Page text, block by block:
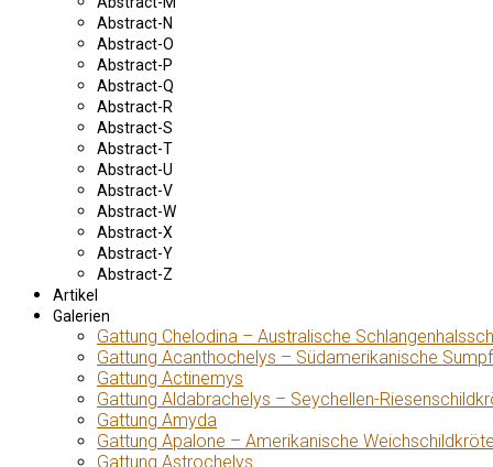
Abstract-N
Abstract-O
Abstract-P
Abstract-Q
Abstract-R
Abstract-S
Abstract-T
Abstract-U
Abstract-V
Abstract-W
Abstract-X
Abstract-Y
Abstract-Z
Artikel
Galerien
Gattung Chelodina – Australische
Gattung Acanthochelys – Südamerikanische
Gattung Actinemys
Gattung Aldabrachelys – Seychellen-
Gattung Amyda
Gattung Apalone – Amerikanische
Gattung Astrochelys